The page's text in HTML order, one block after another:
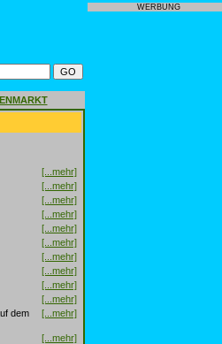
[...mehr]
[...mehr]
[...mehr]
[...mehr]
[...mehr]
[...mehr]
[...mehr]
[...mehr]
[...mehr]
[...mehr]
dem
[...mehr]
[...mehr]
WERBUNG